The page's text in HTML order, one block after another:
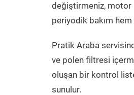
değiştirmeniz, motor
periyodik bakım
Pratik Araba
ve polen filtresi
oluşan bir kontrol
sunulur.